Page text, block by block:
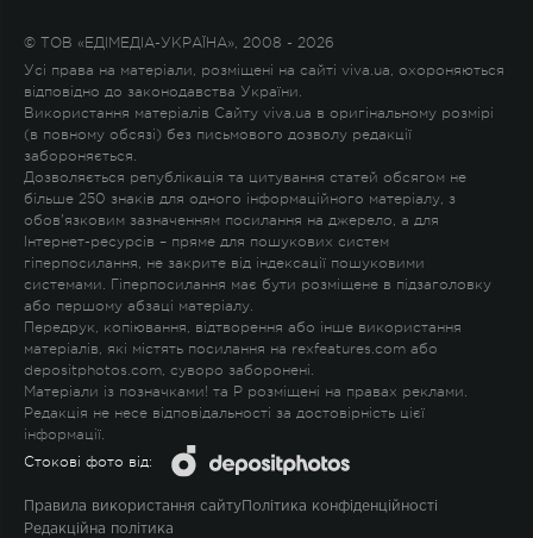
© ТОВ «ЕДІМЕДІА-УКРАЇНА», 2008 - 2026
Усі права на матеріали, розміщені на сайті viva.ua, охороняються
відповідно до законодавства України.
Використання матеріалів Сайту viva.ua в оригінальному розмірі
(в повному обсязі) без письмового дозволу редакції
забороняється.
Дозволяється републікація та цитування статей обсягом не
більше 250 знаків для одного інформаційного матеріалу, з
обов'язковим зазначенням посилання на джерело, а для
Інтернет-ресурсів – пряме для пошукових систем
гіперпосилання, не закрите від індексації пошуковими
системами. Гіперпосилання має бути розміщене в підзаголовку
або першому абзаці матеріалу.
Передрук, копіювання, відтворення або інше використання
матеріалів, які містять посилання на rexfeatures.com або
depositphotos.com, суворо заборонені.
Матеріали із позначками! та P розміщені на правах реклами.
Редакція не несе відповідальності за достовірність цієї
інформації.
Стокові фото від:
Правила використання сайту Політика конфіденційності
Редакційна політика